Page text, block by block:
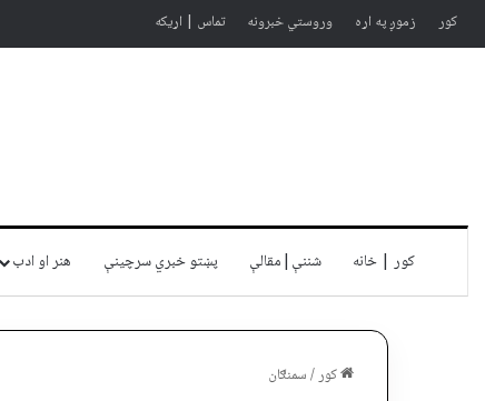
کور زموږ په اړه وروستي خبرونه تماس | اړیکه
کور | خانه شننې|مقالې پښتو خبري سرچينې هنر او ادب
کور/سمنګان